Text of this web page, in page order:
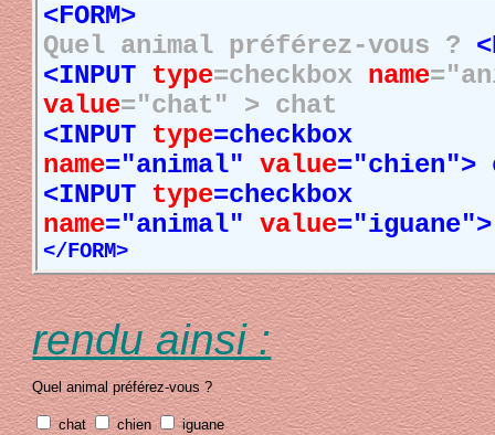
<FORM>
Quel animal préférez-vous ?
<INPUT type=checkbox name
value="chat" > chat
<INPUT type=checkbox
name="animal"value="chien">
<INPUT type=checkbox
name="animal"value
</FORM>
rendu ainsi :
Quel animal préférez-vous ?
chat chien iguane